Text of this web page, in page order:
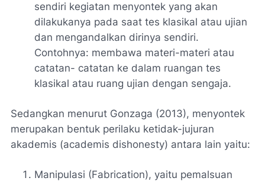
sendiri kegiatan menyontek yang akan
dilakukanya pada saat tes klasikal atau ujian
dan mengandalkan dirinya sendiri.
Contohnya: membawa materi-materi atau
catatan- catatan ke dalam ruangan tes
klasikal atau ruang ujian dengan sengaja.
Sedangkan menurut Gonzaga (2013), menyontek
merupakan bentuk perilaku ketidak-jujuran
akademis (academis dishonesty) antara lain yaitu:
Manipulasi (Fabrication), yaitu pemalsuan